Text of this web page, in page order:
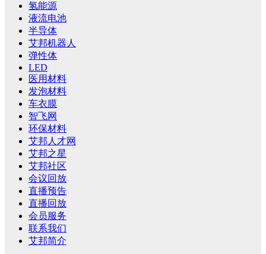
氢能源
液流电池
半导体
艾邦机器人
弹性体
LED
医用材料
发泡材料
车衣膜
智飞网
环保材料
艾邦人才网
艾邦之星
艾邦社区
会议回放
直播预告
直播回放
会员服务
联系我们
艾邦简介